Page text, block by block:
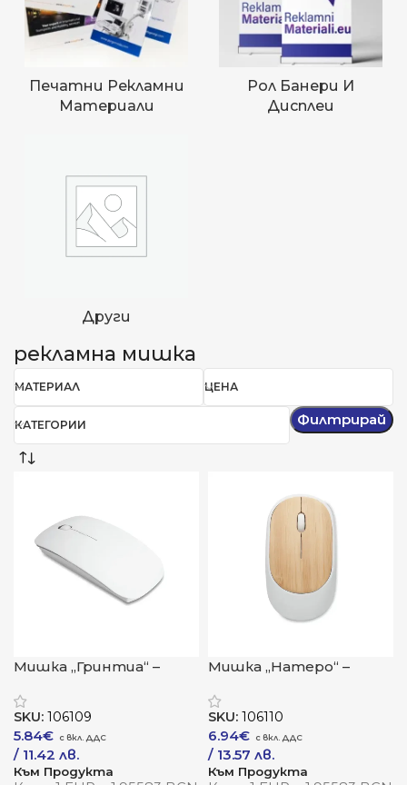
Печатни Рекламни
Материали
Рол Банери И
Дисплеи
Други
рекламна мишка
МАТЕРИАЛ ЦЕНА
КАТЕГОРИИ Филтрирай
Мишка „Гринтиа“ –
елегантност
SKU: 106109
5.84€
/ 11.42 лв.
Към Продукта
Мишка „Натеро“ –
природна хармония
SKU: 106110
6.94€
/ 13.57 лв.
Към Продукта